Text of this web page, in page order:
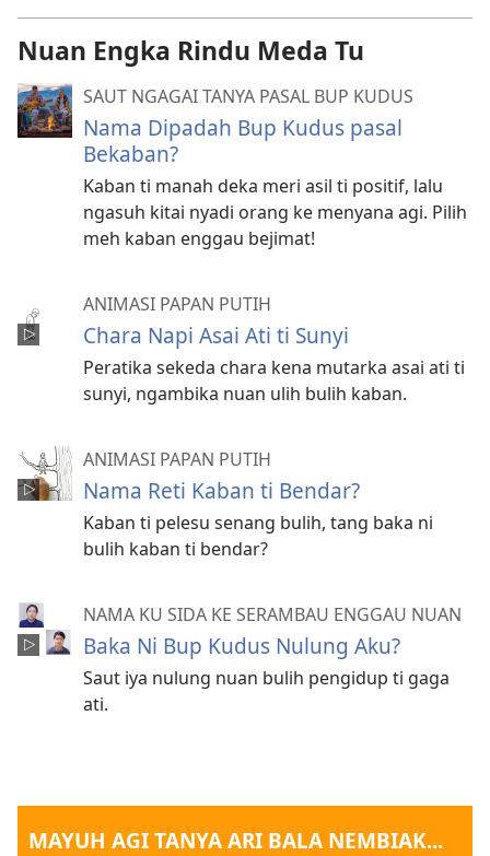
Nuan Engka Rindu Meda Tu
SAUT NGAGAI TANYA PASAL BUP KUDUS
Nama Dipadah Bup Kudus pasal
Bekaban?
Kaban ti manah deka meri asil ti positif, lalu
ngasuh kitai nyadi orang ke menyana agi. Pilih
meh kaban enggau bejimat!
ANIMASI PAPAN PUTIH
Chara Napi Asai Ati ti Sunyi
Peratika sekeda chara kena mutarka asai ati ti
sunyi, ngambika nuan ulih bulih kaban.
ANIMASI PAPAN PUTIH
Nama Reti Kaban ti Bendar?
Kaban ti pelesu senang bulih, tang baka ni
bulih kaban ti bendar?
NAMA KU SIDA KE SERAMBAU ENGGAU NUAN
Baka Ni Bup Kudus Nulung Aku?
Saut iya nulung nuan bulih pengidup ti gaga
ati.
MAYUH AGI TANYA ARI BALA NEMBIAK...